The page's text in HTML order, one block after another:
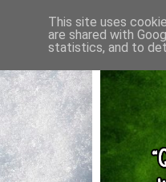
This site uses
are shared with
statistics, and to